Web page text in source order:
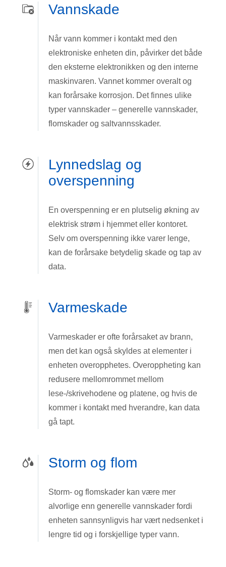
Vannskade
Når vann kommer i kontakt med den
elektroniske enheten din, påvirker det både
den eksterne elektronikken og den interne
maskinvaren. Vannet kommer overalt og
kan forårsake korrosjon. Det finnes ulike
typer vannskader – generelle vannskader,
flomskader og saltvannsskader.
Lynnedslag og
overspenning
En overspenning er en plutselig økning av
elektrisk strøm i hjemmet eller kontoret.
Selv om overspenning ikke varer lenge,
kan de forårsake betydelig skade og tap av
data.
Varmeskade
Varmeskader er ofte forårsaket av brann,
men det kan også skyldes at elementer i
enheten overopphetes. Overoppheting kan
redusere mellomrommet mellom
lese-/skrivehodene og platene, og hvis de
kommer i kontakt med hverandre, kan data
gå tapt.
Storm og flom
Storm- og flomskader kan være mer
alvorlige enn generelle vannskader fordi
enheten sannsynligvis har vært nedsenket i
lengre tid og i forskjellige typer vann.